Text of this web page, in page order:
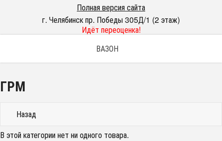
Полная версия сайта
г. Челябинск пр. Победы 305Д/1 (2 этаж)
Идёт переоценка!
ВАЗОН
ГРМ
Назад
В этой категории нет ни одного товара.